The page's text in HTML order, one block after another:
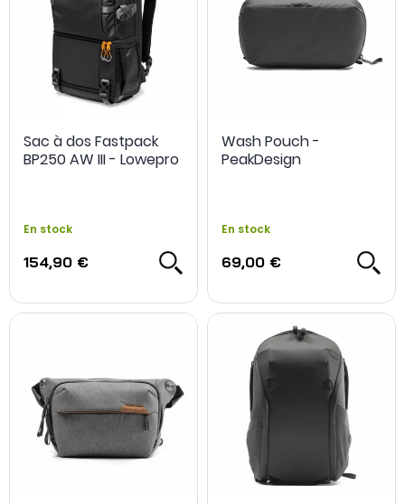
Sac à dos Fastpack
BP250 AW III - Lowepro
En stock
154,90 €
Wash Pouch -
PeakDesign
En stock
69,00 €